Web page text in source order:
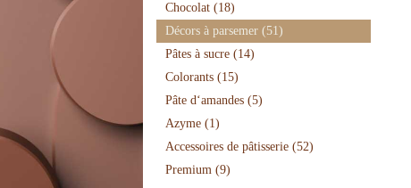
Chocolat (18)
Décors à parsemer (51)
Pâtes à sucre (14)
Colorants (15)
Pâte d‘amandes (5)
Azyme (1)
Accessoires de pâtisserie (52)
Premium (9)